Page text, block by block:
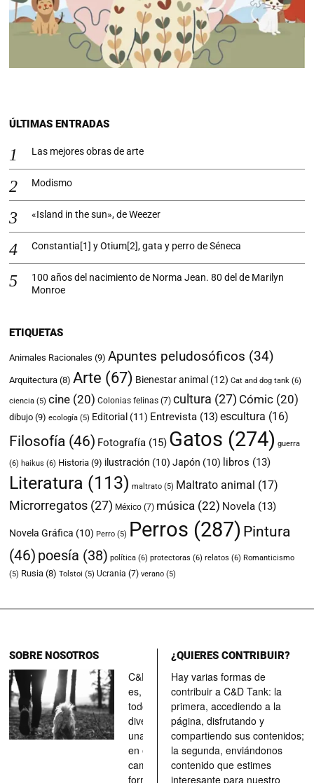
ÚLTIMAS ENTRADAS
Las mejores obras de arte
Modismo
«Island in the sun», de Weezer
Constantia[1] y Otium[2], gata y perro de Séneca
100 años del nacimiento de Norma Jean. 80 del de Marilyn
Monroe
ETIQUETAS
Animales Racionales (9) Apuntes peludosóficos (34)
Arquitectura (8) Arte (67) Bienestar animal (12) Cat and dog tank (6)
ciencia (5) cine (20) Colonias felinas (7) cultura (27) Cómic (20)
dibujo (9) ecología (5) Editorial (11) Entrevista (13)escultura (16)
Filosofía (46) Fotografía (15) Gatos (274) guerra
(6) haikus (6) Historia (9) ilustración (10) Japón (10) libros (13)
Literatura (113) maltrato (5) Maltrato animal (17)
Microrregatos (27) México (7) música (22) Novela (13)
Novela Gráfica (10) Perro (5) Perros (287) Pintura
(46) poesía (38) política (6) protectoras (6) relatos (6) Romanticismo
(5) Rusia (8) Tolstoi (5) Ucrania (7) verano (5)
SOBRE NOSOTROS
C&D Tank
es, ante
todo, un
divertimento,
una parada
en el
camino, una
forma de
¿QUIERES CONTRIBUIR?
Hay varias formas de
contribuir a C&D Tank: la
primera, accediendo a la
página, disfrutando y
compartiendo sus contenidos;
la segunda, enviándonos
contenido que estimes
interesante para nuestro